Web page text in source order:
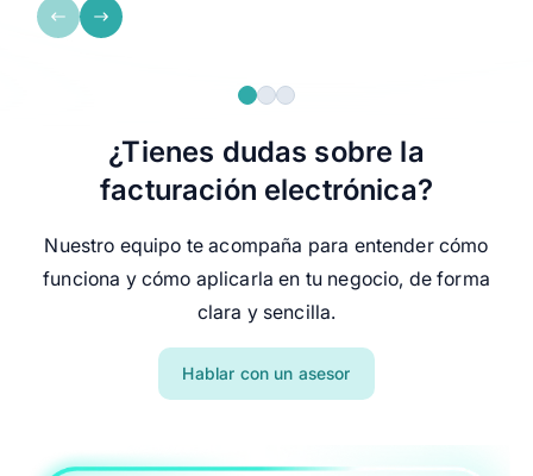
platforma.
¿Tienes dudas sobre la
facturación electrónica?
Nuestro equipo te acompaña para entender cómo
funciona y cómo aplicarla en tu negocio, de forma
clara y sencilla.
Hablar con un asesor